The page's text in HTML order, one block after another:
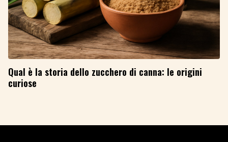
Qual è la storia dello zucchero di canna: le origini
curiose